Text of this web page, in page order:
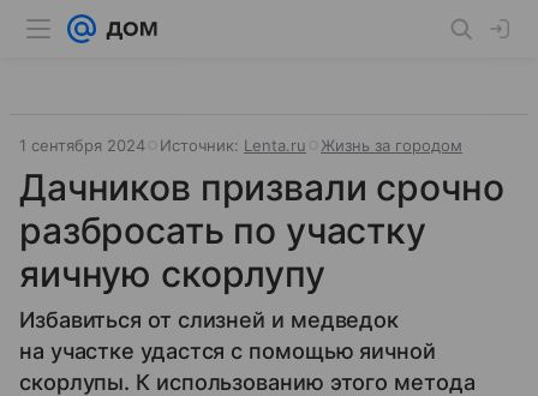
1 сентября 2024 Источник: Lenta.ru Жизнь за городом
Дачников призвали срочно
разбросать по участку
яичную скорлупу
Избавиться от слизней и медведок
на участке удастся с помощью яичной
скорлупы. К использованию этого метода